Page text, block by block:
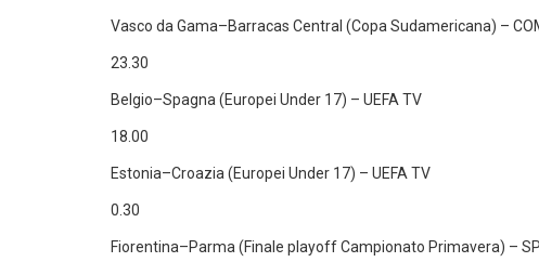
Vasco da Gama–Barracas Central (Copa Sudamericana) –
23.30
Belgio–Spagna (Europei Under 17) – UEFA TV
18.00
Estonia–Croazia (Europei Under 17) – UEFA TV
0.30
Fiorentina–Parma (Finale playoff Campionato Primavera) –